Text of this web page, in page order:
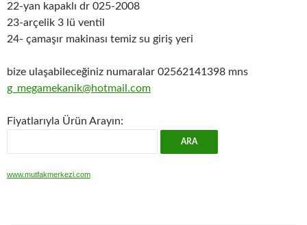
22-yan kapaklı dr 025-2008
23-arçelik 3 lü ventil
24- çamaşır makinası temiz su giriş yeri
bize ulaşabileceğiniz numaralar 02562141398 mns
g_megamekanik@hotmail.com
Fiyatlarıyla Ürün Arayın:
www.mutfakmerkezi.com